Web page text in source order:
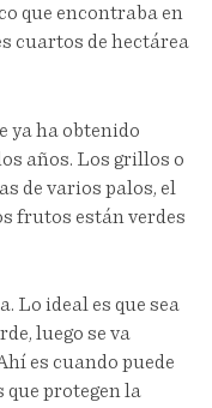
que encontraba en
cuartos de hectárea
ya ha obtenido
años. Los grillos o
de varios palos, el
frutos están verdes
Lo ideal es que sea
luego se va
es cuando puede
que protegen la